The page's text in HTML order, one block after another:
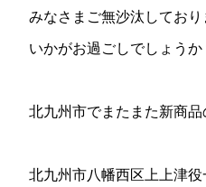
みなさまご無沙汰しており
いかがお過ごしでしょうか
北九州市でまたまた新商
北九州市八幡西区上上津